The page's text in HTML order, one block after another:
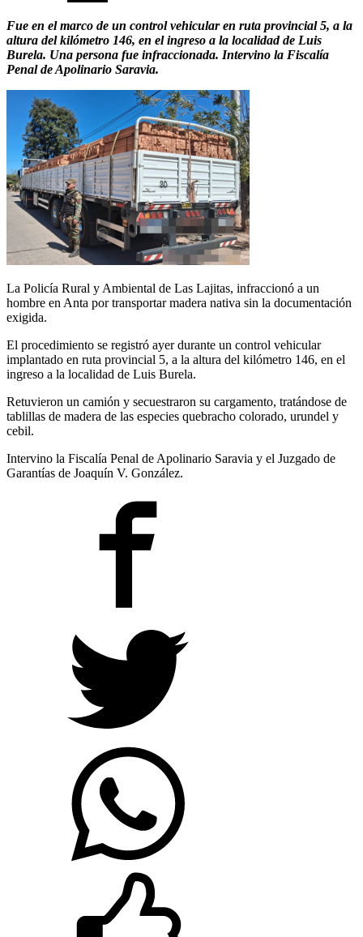
Fue en el marco de un control vehicular en ruta provincial 5, a la
altura del kilómetro 146, en el ingreso a la localidad de Luis
Burela. Una persona fue infraccionada. Intervino la Fiscalía
Penal de Apolinario Saravia.
La Policía Rural y Ambiental de Las Lajitas, infraccionó a un
hombre en Anta por transportar madera nativa sin la documentación
exigida.
El procedimiento se registró ayer durante un control vehicular
implantado en ruta provincial 5, a la altura del kilómetro 146, en el
ingreso a la localidad de Luis Burela.
Retuvieron un camión y secuestraron su cargamento, tratándose de
tablillas de madera de las especies quebracho colorado, urundel y
cebil.
Intervino la Fiscalía Penal de Apolinario Saravia y el Juzgado de
Garantías de Joaquín V. González.